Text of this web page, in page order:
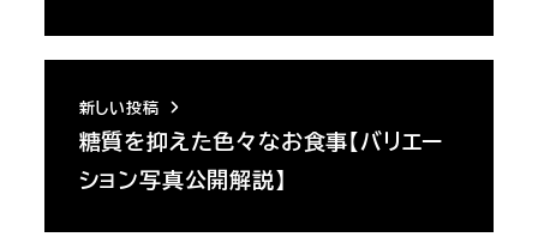
新しい投稿
糖質を抑えた色々なお食事【バリエー
ション写真公開解説】